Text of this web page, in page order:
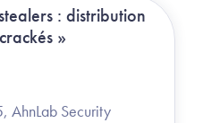
: distribution
»
AhnLab Security